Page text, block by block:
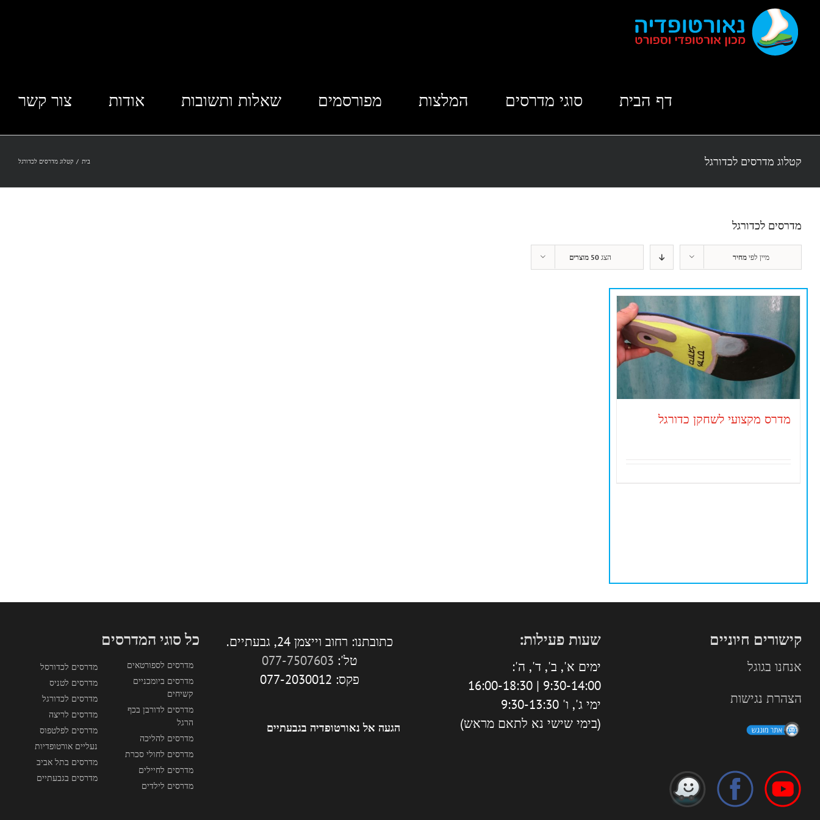
לתוכן
דף הבית סוגי מדרסים המלצות מפורסמים שאלות ותשובות אודות צור קשר
קטלוג מדרסים לכדורגל בית / קטלוג מדרסים לכדורגל
מדרסים לכדורגל
מיין לפי מחיר הצג 50 מוצרים
מדרס מקצועי לשחקן כדורגל
קישורים חיוניים
אנחנו בגוגל
הצהרת נגישות
שעות פעילות:
ימים א', ב', ד', ה':
9:30-14:00 | 16:00-18:30
ימי ג', ו' 9:30-13:30
(בימי שישי נא לתאם מראש)
כתובתנו: רחוב וייצמן 24, גבעתיים.
טל': 077-7507603
פקס: 077-2030012
הגעה אל נאורטופדיה בגבעתיים
כל סוגי המדרסים
מדרסים לספורטאים
מדרסים ביומכניים
קשיחים
מדרסים לדורבן בכף
הרגל
מדרסים להליכה
מדרסים לחולי סכרת
מדרסים לחיילים
מדרסים לילדים
מדרסים לכדורסל
מדרסים לטניס
מדרסים לכדורגל
מדרסים לריצה
מדרסים לפלטפוס
נעליים אורטופדיות
מדרסים בתל אביב
מדרסים בגבעתיים